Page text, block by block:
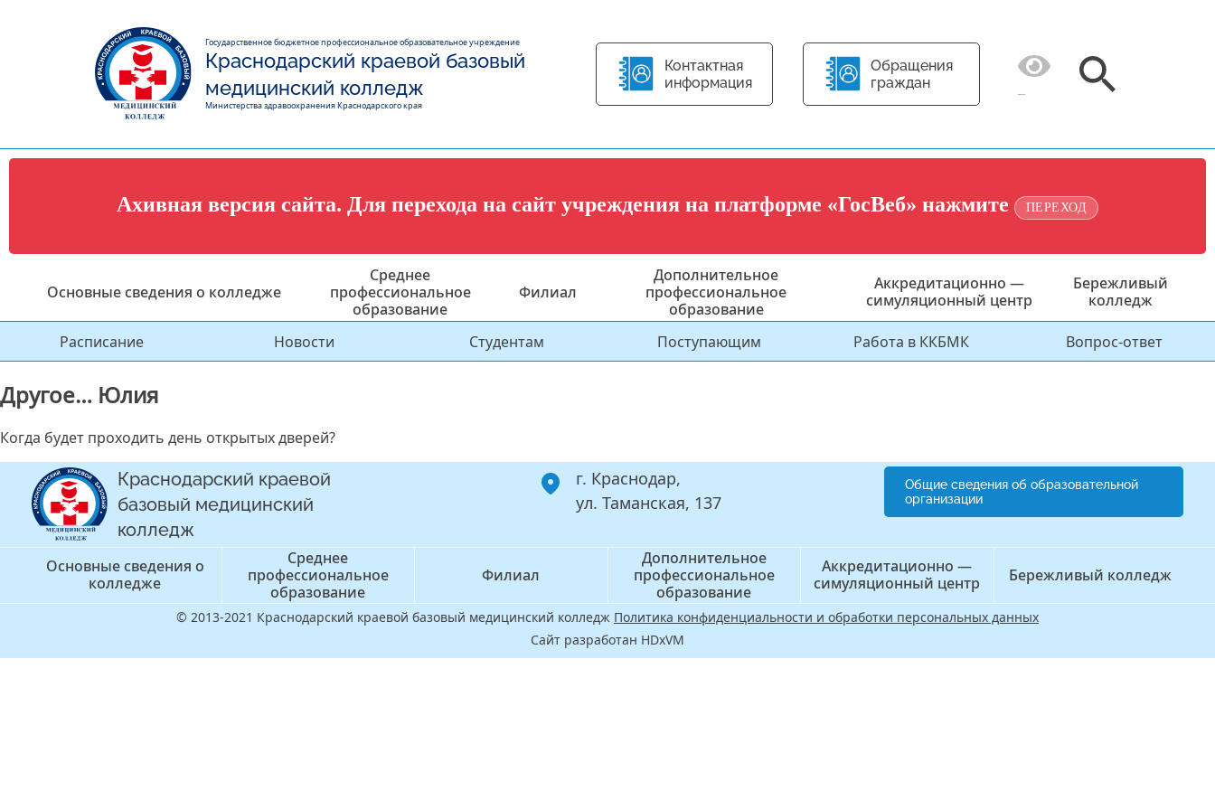
Государственное бюджетное профессиональное образовательное учреждение
Краснодарский краевой базовый
медицинский колледж
Министерства здравоохранения Краснодарского края
Контактная
информация
Обращения
граждан
Ахивная версия сайта. Для перехода на сайт учреждения на платформе «ГосВеб» нажмите ПЕРЕХОД
Основные сведения о колледже
Среднее
профессиональное
образование
Филиал
Дополнительное
профессиональное
образование
Аккредитационно —
симуляционный центр
Бережливый
колледж
Расписание Новости Студентам Поступающим Работа в ККБМК Вопрос-ответ
Другое… Юлия
Когда будет проходить день открытых дверей?
Краснодарский краевой
базовый медицинский
колледж
г. Краснодар,
ул. Таманская, 137
Общие сведения об образовательной
организации
Основные сведения о
колледже
Среднее
профессиональное
образование
Филиал
Дополнительное
профессиональное
образование
Аккредитационно —
симуляционный центр
Бережливый колледж
© 2013-2021 Краснодарский краевой базовый медицинский колледж Политика конфиденциальности и обработки персональных данных
Сайт разработан HDxVM